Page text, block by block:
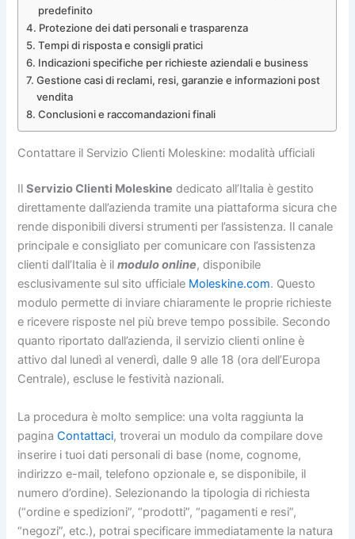
predefinito
Protezione dei dati personali e trasparenza
Tempi di risposta e consigli pratici
Indicazioni specifiche per richieste aziendali e business
Gestione casi di reclami, resi, garanzie e informazioni post
vendita
Conclusioni e raccomandazioni finali
Contattare il Servizio Clienti Moleskine: modalità ufficiali
IlServizio Clienti Moleskine dedicato all’Italia è gestito
direttamente dall’azienda tramite una piattaforma sicura che
rende disponibili diversi strumenti per l’assistenza. Il canale
principale e consigliato per comunicare con l’assistenza
clienti dall’Italia è ilmodulo online, disponibile
esclusivamente sul sito ufficiale Moleskine.com. Questo
modulo permette di inviare chiaramente le proprie richieste
e ricevere risposte nel più breve tempo possibile. Secondo
quanto riportato dall’azienda, il servizio clienti online è
attivo dal lunedì al venerdì, dalle 9 alle 18 (ora dell’Europa
Centrale), escluse le festività nazionali.
La procedura è molto semplice: una volta raggiunta la
paginaContattaci, troverai un modulo da compilare dove
inserire i tuoi dati personali di base (nome, cognome,
indirizzo e-mail, telefono opzionale e, se disponibile, il
numero d’ordine). Selezionando la tipologia di richiesta
(“ordine e spedizioni”, “prodotti”, “pagamenti e resi”,
“negozi”, etc.), potrai specificare immediatamente la natura